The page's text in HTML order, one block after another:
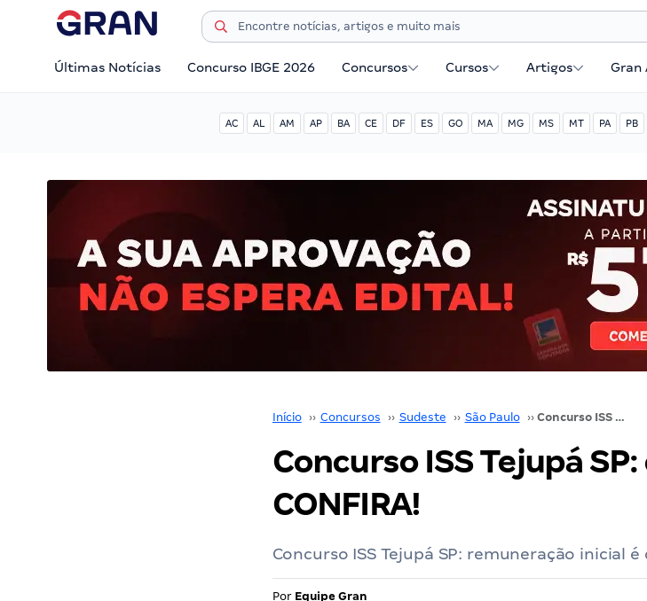
Últimas Notícias Concurso IBGE 2026 Concursos Cursos Artigos Gran
AC AL AM AP BA CE DF ES GO MA MG MS MT PA PB
Início ›› Concursos ›› Sudeste ›› São Paulo ›› Concurso ISS Tejupá SP: edital publicado. CONFIRA!
Concurso ISS Tejupá
CONFIRA!
Concurso ISS Tejupá SP: remuneração inicial
Por Equipe Gran